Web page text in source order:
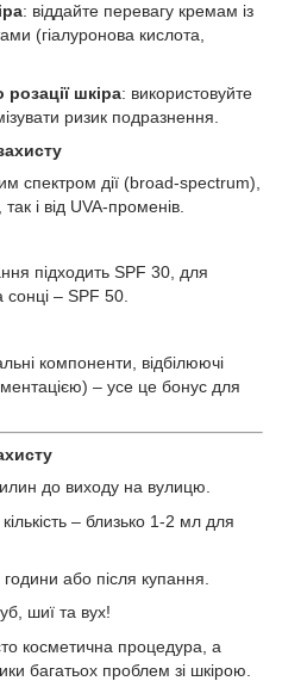
: віддайте перевагу кремам із
(гіалуронова кислота,
шкіра: використовуйте
ризик подразнення.
спектром дії (broad-spectrum),
і від UVA-променів.
підходить SPF 30, для
сонці – SPF 50.
компоненти, відбілюючі
– усе це бонус для
до виходу на вулицю.
– близько 1-2 мл для
або після купання.
шиї та вух!
косметична процедура, а
багатьох проблем зі шкірою.